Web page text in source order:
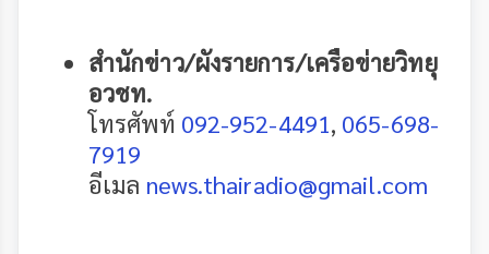
สำนักข่าว/ผังรายการ/เครือข่ายวิทยุ
อวชท.
โทรศัพท์ 092-952-4491, 065-698-
7919
อีเมล news.thairadio@gmail.com